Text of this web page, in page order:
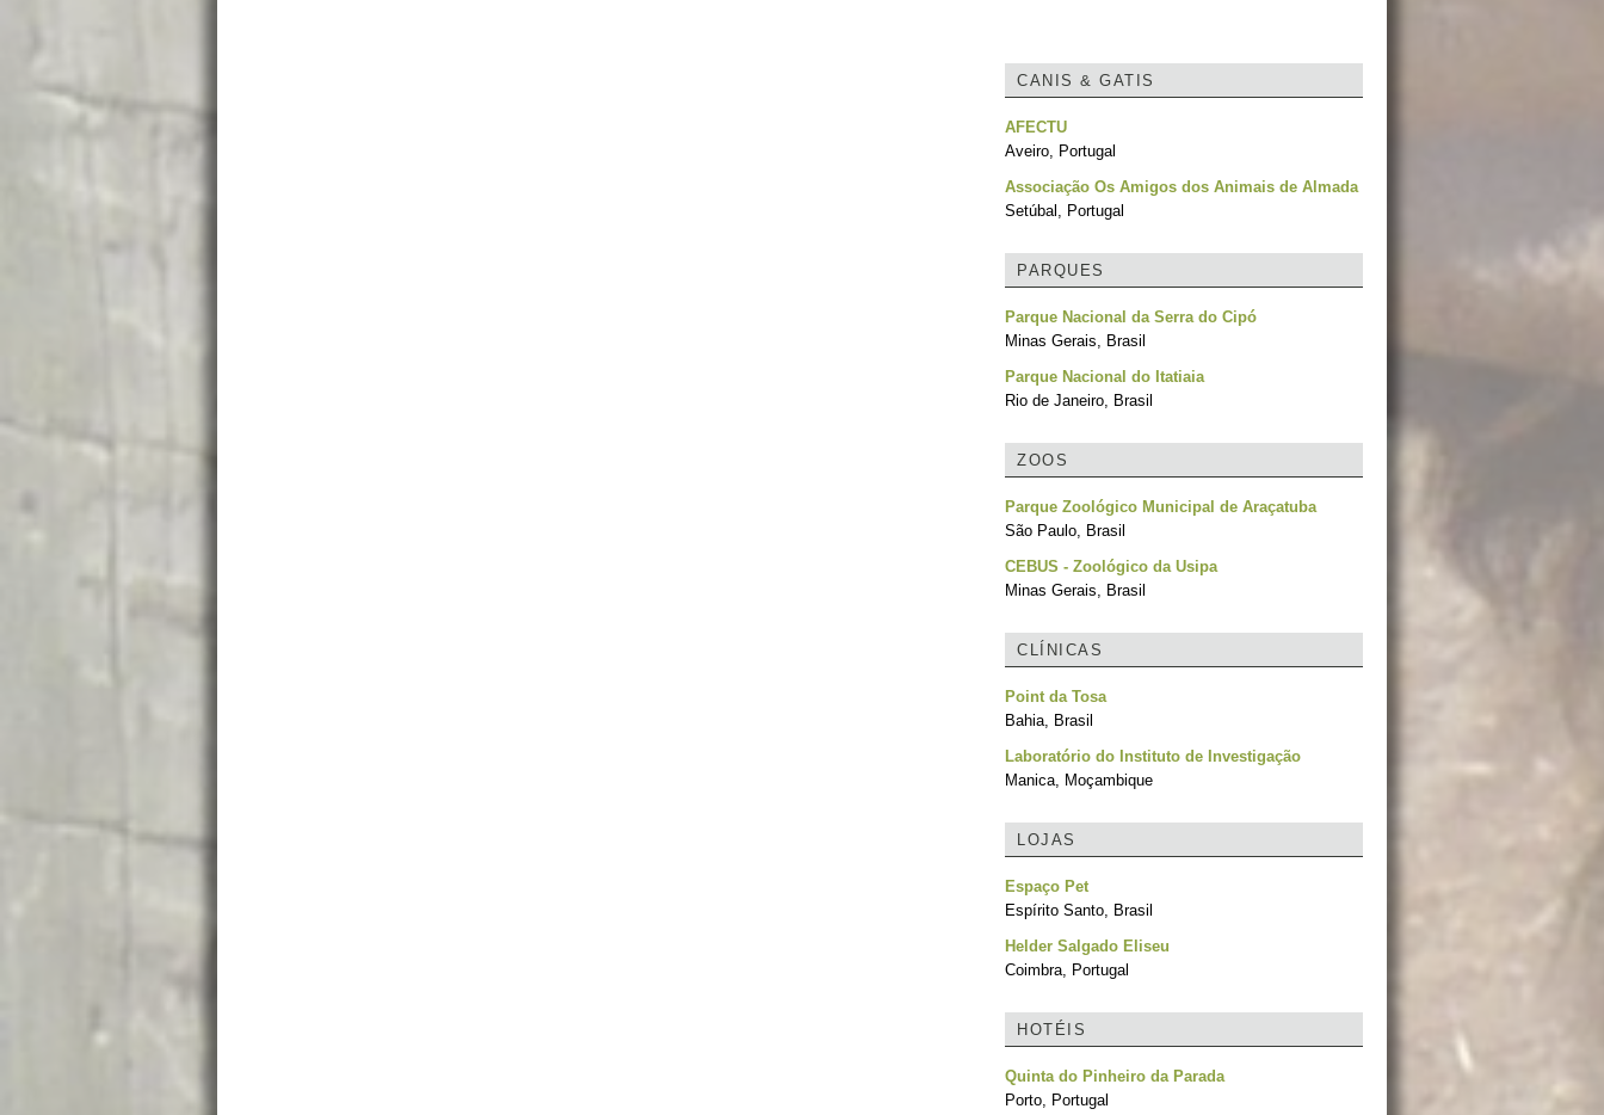
CANIS & GATIS
AFECTU
Aveiro, Portugal
Associação Os Amigos dos Animais de Almada
Setúbal, Portugal
PARQUES
Parque Nacional da Serra do Cipó
Minas Gerais, Brasil
Parque Nacional do Itatiaia
Rio de Janeiro, Brasil
ZOOS
Parque Zoológico Municipal de Araçatuba
São Paulo, Brasil
CEBUS - Zoológico da Usipa
Minas Gerais, Brasil
CLÍNICAS
Point da Tosa
Bahia, Brasil
Laboratório do Instituto de Investigação
Manica, Moçambique
LOJAS
Espaço Pet
Espírito Santo, Brasil
Helder Salgado Eliseu
Coimbra, Portugal
HOTÉIS
Quinta do Pinheiro da Parada
Porto, Portugal